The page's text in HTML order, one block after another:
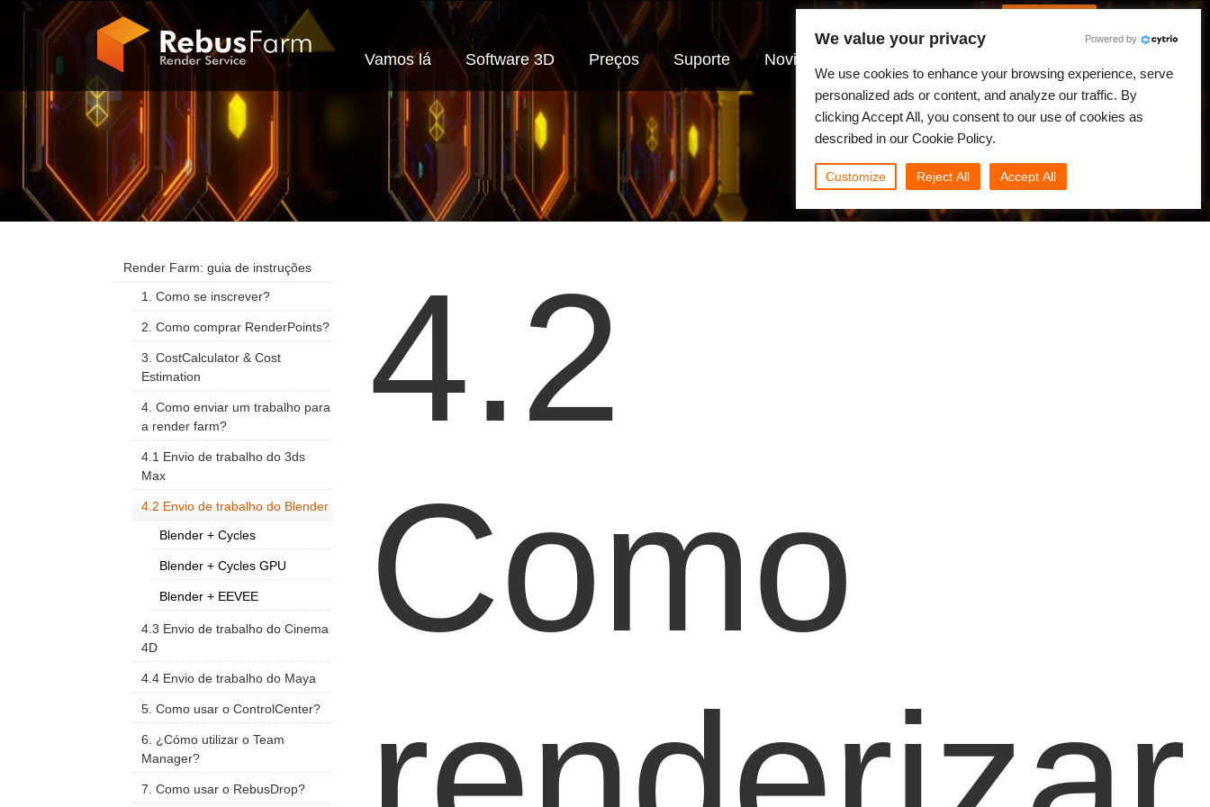
Vamos lá Software 3D Preços Suporte Novidades
4.2
Como
Render Farm: guia de instruções
1. Como se inscrever?
2. Como comprar RenderPoints?
3. CostCalculator & Cost
Estimation
4. Como enviar um trabalho para
a render farm?
4.1 Envio de trabalho do 3ds
Max
4.2 Envio de trabalho do Blender
Blender + Cycles
Blender + Cycles GPU
Blender + EEVEE
4.3 Envio de trabalho do Cinema
4D
4.4 Envio de trabalho do Maya
5. Como usar o ControlCenter?
6. ¿Cómo utilizar o Team
Manager?
7. Como usar o RebusDrop?
We value your privacy Powered by
We use cookies to enhance your browsing experience, serve
personalized ads or content, and analyze our traffic. By
clicking Accept All, you consent to our use of cookies as
described in our Cookie Policy.
Customize Reject All Accept All